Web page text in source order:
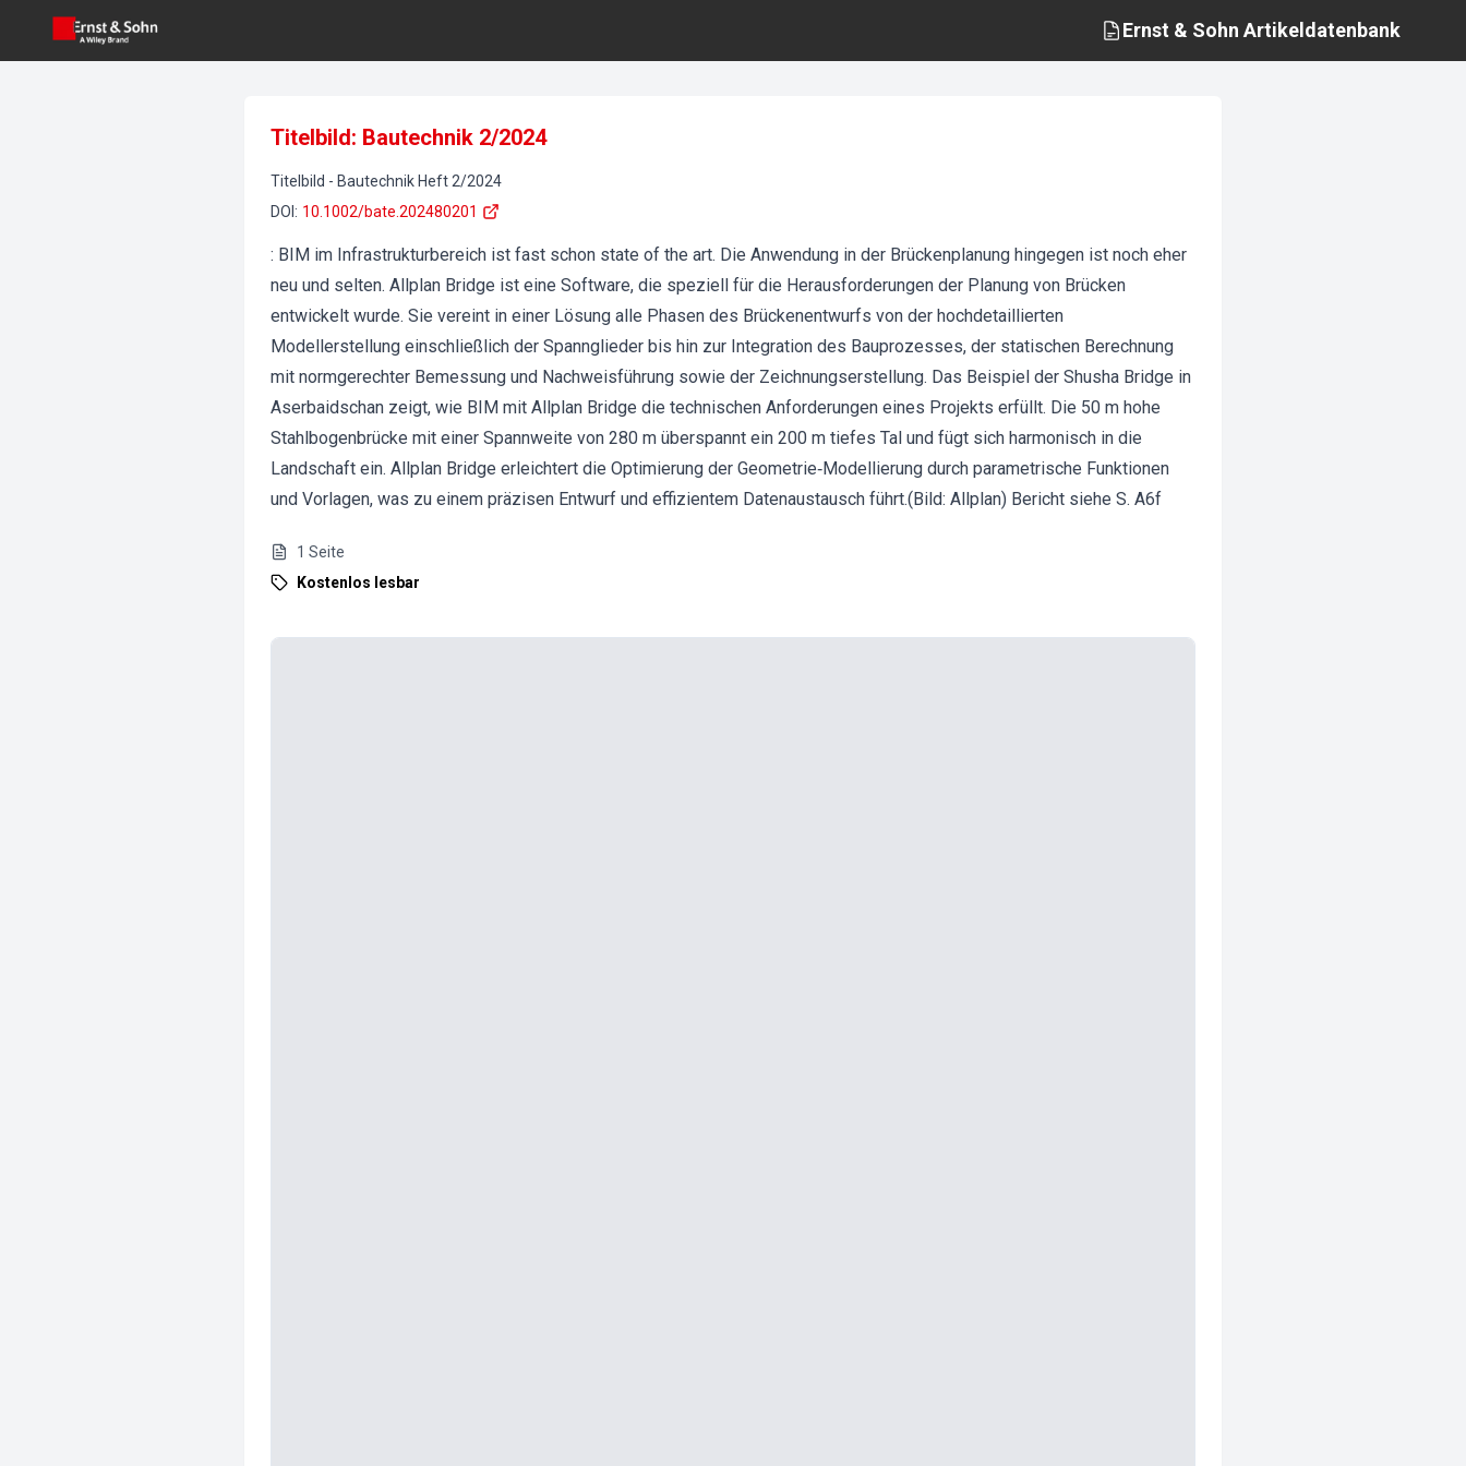
Ernst & Sohn Artikeldatenbank
Titelbild: Bautechnik 2/2024
Titelbild - Bautechnik Heft 2/2024
DOI : 10.1002/bate.202480201
: BIM im Infrastrukturbereich ist fast schon state of the art. Die Anwendung in der Brückenplanung hingegen ist noch eher
neu und selten. Allplan Bridge ist eine Software, die speziell für die Herausforderungen der Planung von Brücken
entwickelt wurde. Sie vereint in einer Lösung alle Phasen des Brückenentwurfs von der hochdetaillierten
Modellerstellung einschließlich der Spannglieder bis hin zur Integration des Bauprozesses, der statischen Berechnung
mit normgerechter Bemessung und Nachweisführung sowie der Zeichnungserstellung. Das Beispiel der Shusha Bridge in
Aserbaidschan zeigt, wie BIM mit Allplan Bridge die technischen Anforderungen eines Projekts erfüllt. Die 50 m hohe
Stahlbogenbrücke mit einer Spannweite von 280 m überspannt ein 200 m tiefes Tal und fügt sich harmonisch in die
Landschaft ein. Allplan Bridge erleichtert die Optimierung der Geometrie‐Modellierung durch parametrische Funktionen
und Vorlagen, was zu einem präzisen Entwurf und effizientem Datenaustausch führt.(Bild: Allplan) Bericht siehe S. A6f
1 Seite
Kostenlos lesbar